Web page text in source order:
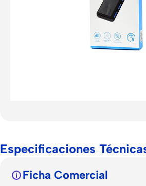
Especificaciones
Ficha Comercial